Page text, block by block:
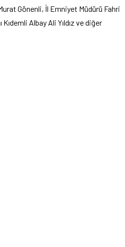
Gönenli, İl Emniyet Müdürü Fahri
Albay Ali Yıldız ve diğer